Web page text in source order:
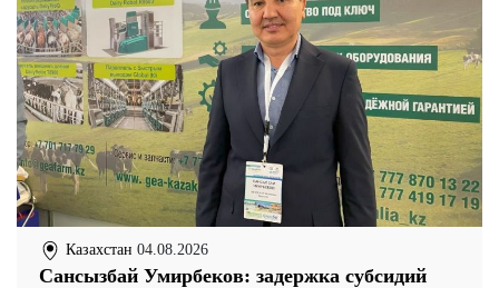
Казахстан 04.08.2026
Сансызбай Умирбеков: задержка субсидий